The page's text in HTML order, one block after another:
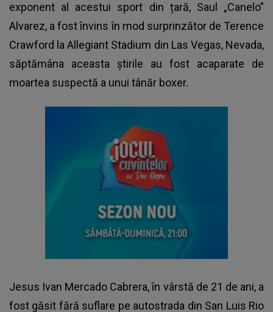
exponent al acestui sport din țară, Saul „Canelo”
Alvarez, a fost învins în mod surprinzător de Terence
Crawford la Allegiant Stadium din Las Vegas, Nevada,
săptămâna aceasta știrile au fost acaparate de
moartea suspectă a unui tânăr boxer.
Jesus Ivan Mercado Cabrera, în vârstă de 21 de ani, a
fost găsit fără suflare pe autostrada din San Luis Rio